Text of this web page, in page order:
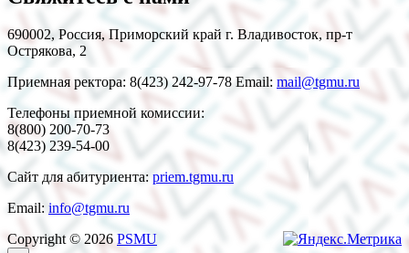
690002, Россия, Приморский край г. Владивосток, пр-т
Острякова, 2
Приемная ректора: 8(423) 242-97-78 Email: mail@tgmu.ru
Телефоны приемной комиссии:
8(800) 200-70-73
8(423) 239-54-00
Сайт для абитуриента: priem.tgmu.ru
Email: info@tgmu.ru
Copyright © 2026 PSMU